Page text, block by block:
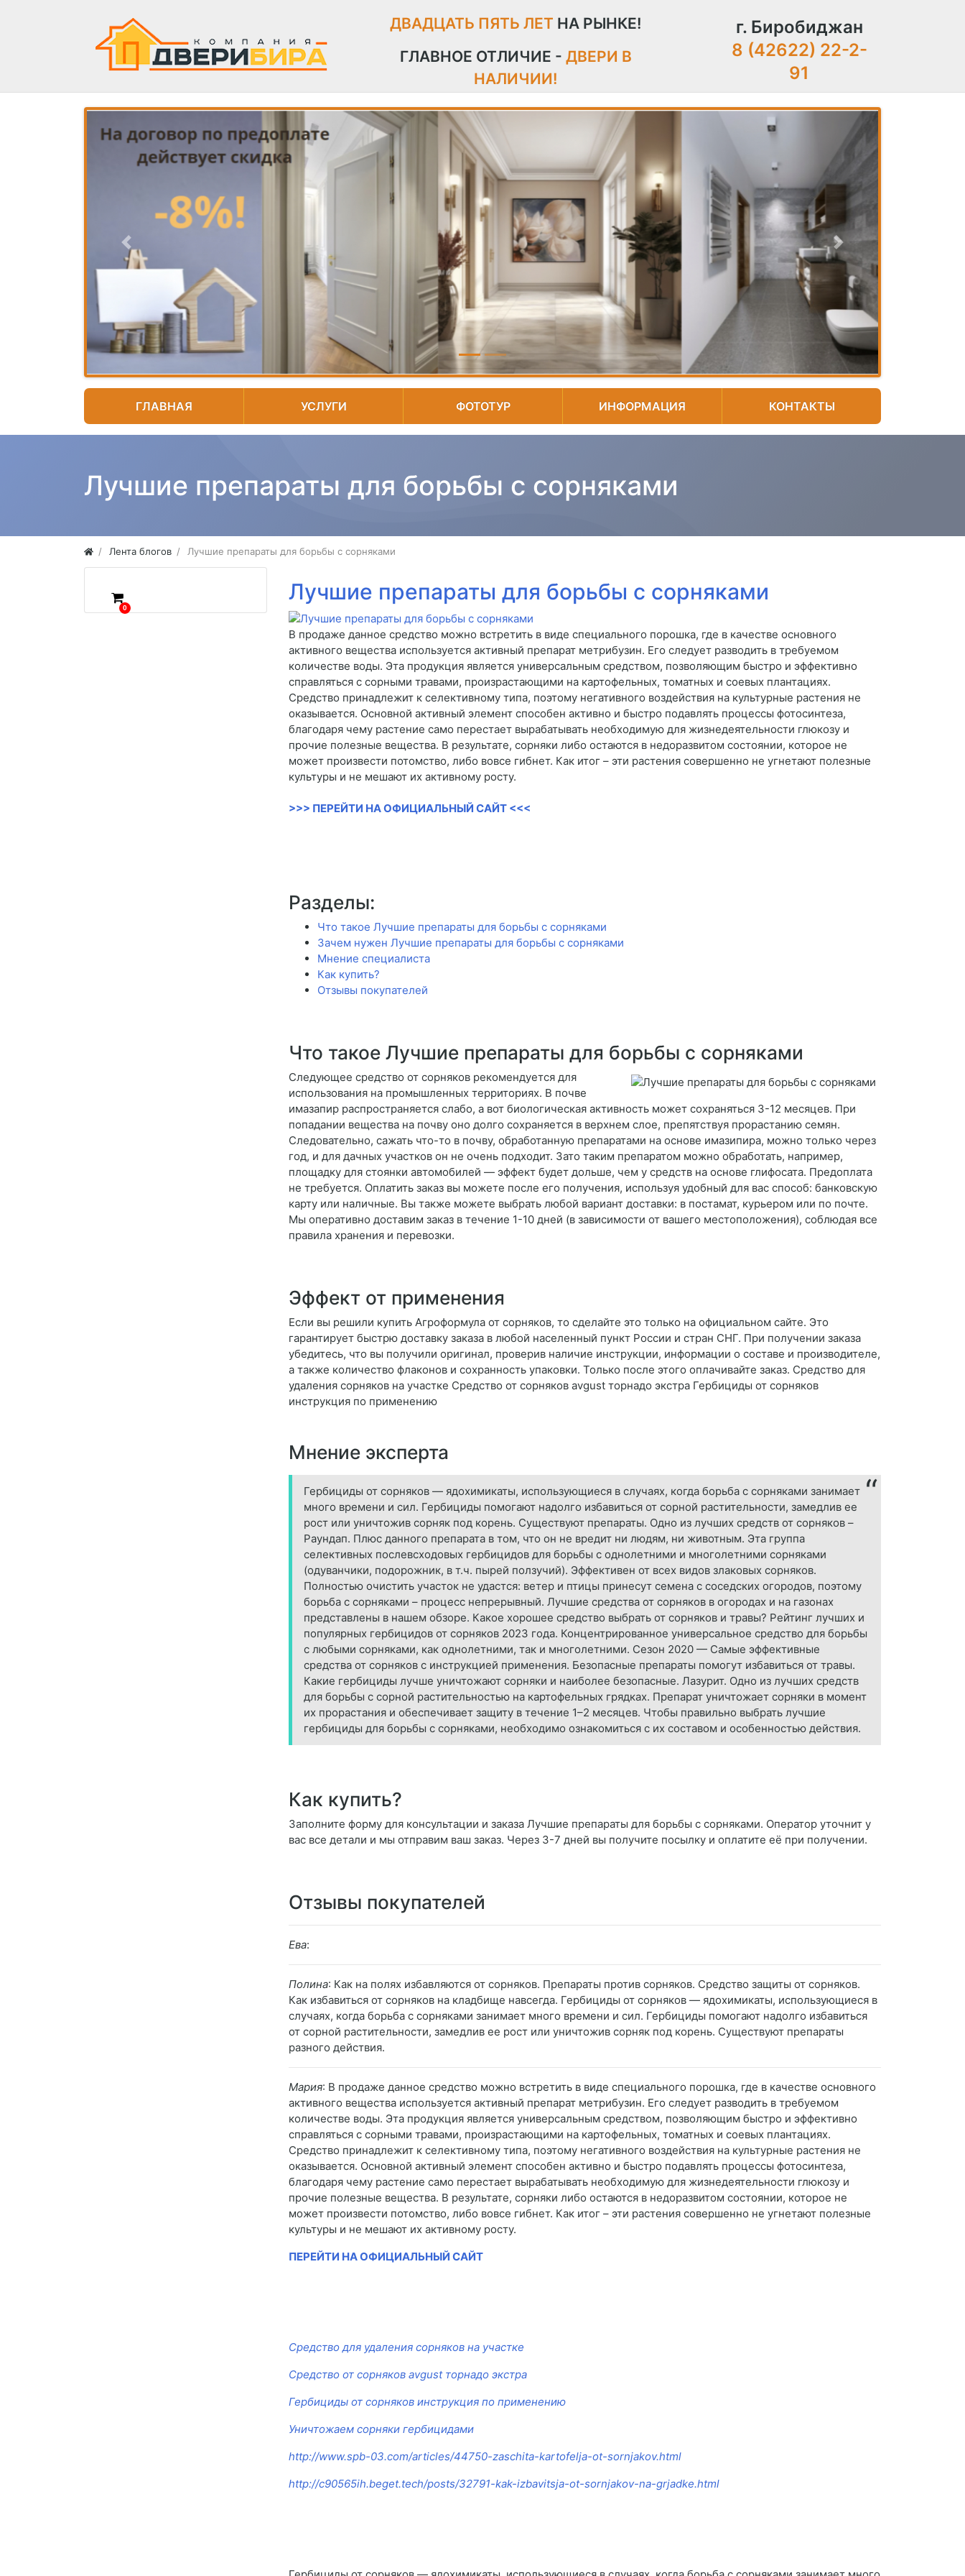
ДВАДЦАТЬ ПЯТЬ ЛЕТ НА РЫНКЕ!
ГЛАВНОЕ ОТЛИЧИЕ - ДВЕРИ В
НАЛИЧИИ!
г. Биробиджан
8 (42622) 22-2-
91
ГЛАВНАЯ УСЛУГИ ФОТОТУР ИНФОРМАЦИЯ КОНТАКТЫ
Лучшие препараты для борьбы с сорняками
Лента блогов Лучшие препараты для борьбы с сорняками
0
Лучшие препараты для борьбы с сорняками
В продаже данное средство можно встретить в виде специального порошка, где в качестве основного
активного вещества используется активный препарат метрибузин. Его следует разводить в требуемом
количестве воды. Эта продукция является универсальным средством, позволяющим быстро и эффективно
справляться с сорными травами, произрастающими на картофельных, томатных и соевых плантациях.
Средство принадлежит к селективному типа, поэтому негативного воздействия на культурные растения не
оказывается. Основной активный элемент способен активно и быстро подавлять процессы фотосинтеза,
благодаря чему растение само перестает вырабатывать необходимую для жизнедеятельности глюкозу и
прочие полезные вещества. В результате, сорняки либо остаются в недоразвитом состоянии, которое не
может произвести потомство, либо вовсе гибнет. Как итог – эти растения совершенно не угнетают полезные
культуры и не мешают их активному росту.
>>> ПЕРЕЙТИ НА ОФИЦИАЛЬНЫЙ САЙТ <<<
Разделы:
Что такое Лучшие препараты для борьбы с сорняками
Зачем нужен Лучшие препараты для борьбы с сорняками
Мнение специалиста
Как купить?
Отзывы покупателей
Что такое Лучшие препараты для борьбы с сорняками
Следующее средство от сорняков рекомендуется для
использования на промышленных территориях. В почве
имазапир распространяется слабо, а вот биологическая активность может сохраняться 3-12 месяцев. При
попадании вещества на почву оно долго сохраняется в верхнем слое, препятствуя прорастанию семян.
Следовательно, сажать что-то в почву, обработанную препаратами на основе имазипира, можно только через
год, и для дачных участков он не очень подходит. Зато таким препаратом можно обработать, например,
площадку для стоянки автомобилей — эффект будет дольше, чем у средств на основе глифосата. Предоплата
не требуется. Оплатить заказ вы можете после его получения, используя удобный для вас способ: банковскую
карту или наличные. Вы также можете выбрать любой вариант доставки: в постамат, курьером или по почте.
Мы оперативно доставим заказ в течение 1-10 дней (в зависимости от вашего местоположения), соблюдая все
правила хранения и перевозки.
Эффект от применения
Если вы решили купить Агроформула от сорняков, то сделайте это только на официальном сайте. Это
гарантирует быстрю доставку заказа в любой населенный пункт России и стран СНГ. При получении заказа
убедитесь, что вы получили оригинал, проверив наличие инструкции, информации о составе и производителе,
а также количество флаконов и сохранность упаковки. Только после этого оплачивайте заказ. Средство для
удаления сорняков на участке Средство от сорняков avgust торнадо экстра Гербициды от сорняков
инструкция по применению
Мнение эксперта
Гербициды от сорняков — ядохимикаты, использующиеся в случаях, когда борьба с сорняками занимает
много времени и сил. Гербициды помогают надолго избавиться от сорной растительности, замедлив ее
рост или уничтожив сорняк под корень. Существуют препараты. Одно из лучших средств от сорняков –
Раундап. Плюс данного препарата в том, что он не вредит ни людям, ни животным. Эта группа
селективных послевсходовых гербицидов для борьбы с однолетними и многолетними сорняками
(одуванчики, подорожник, в т.ч. пырей ползучий). Эффективен от всех видов злаковых сорняков.
Полностью очистить участок не удастся: ветер и птицы принесут семена с соседских огородов, поэтому
борьба с сорняками – процесс непрерывный. Лучшие средства от сорняков в огородах и на газонах
представлены в нашем обзоре. Какое хорошее средство выбрать от сорняков и травы? Рейтинг лучших и
популярных гербицидов от сорняков 2023 года. Концентрированное универсальное средство для борьбы
с любыми сорняками, как однолетними, так и многолетними. Сезон 2020 — Самые эффективные
средства от сорняков с инструкцией применения. Безопасные препараты помогут избавиться от травы.
Какие гербициды лучше уничтожают сорняки и наиболее безопасные. Лазурит. Одно из лучших средств
для борьбы с сорной растительностью на картофельных грядках. Препарат уничтожает сорняки в момент
их прорастания и обеспечивает защиту в течение 1–2 месяцев. Чтобы правильно выбрать лучшие
гербициды для борьбы с сорняками, необходимо ознакомиться с их составом и особенностью действия.
Как купить?
Заполните форму для консультации и заказа Лучшие препараты для борьбы с сорняками. Оператор уточнит у
вас все детали и мы отправим ваш заказ. Через 3-7 дней вы получите посылку и оплатите её при получении.
Отзывы покупателей
Ева:
Полина: Как на полях избавляются от сорняков. Препараты против сорняков. Средство защиты от сорняков.
Как избавиться от сорняков на кладбище навсегда. Гербициды от сорняков — ядохимикаты, использующиеся в
случаях, когда борьба с сорняками занимает много времени и сил. Гербициды помогают надолго избавиться
от сорной растительности, замедлив ее рост или уничтожив сорняк под корень. Существуют препараты
разного действия.
Мария: В продаже данное средство можно встретить в виде специального порошка, где в качестве основного
активного вещества используется активный препарат метрибузин. Его следует разводить в требуемом
количестве воды. Эта продукция является универсальным средством, позволяющим быстро и эффективно
справляться с сорными травами, произрастающими на картофельных, томатных и соевых плантациях.
Средство принадлежит к селективному типа, поэтому негативного воздействия на культурные растения не
оказывается. Основной активный элемент способен активно и быстро подавлять процессы фотосинтеза,
благодаря чему растение само перестает вырабатывать необходимую для жизнедеятельности глюкозу и
прочие полезные вещества. В результате, сорняки либо остаются в недоразвитом состоянии, которое не
может произвести потомство, либо вовсе гибнет. Как итог – эти растения совершенно не угнетают полезные
культуры и не мешают их активному росту.
ПЕРЕЙТИ НА ОФИЦИАЛЬНЫЙ САЙТ
Средство для удаления сорняков на участке
Средство от сорняков avgust торнадо экстра
Гербициды от сорняков инструкция по применению
Уничтожаем сорняки гербицидами
http://www.spb-03.com/articles/44750-zaschita-kartofelja-ot-sornjakov.html
http://c90565ih.beget.tech/posts/32791-kak-izbavitsja-ot-sornjakov-na-grjadke.html